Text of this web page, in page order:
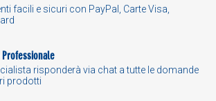
facili e sicuri con PayPal, Carte Visa,
risponderà via chat a tutte le domande
prodotti